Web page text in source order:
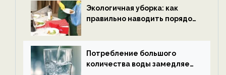
ECOportal
Экологичная уборка: как
правильно наводить порядок
Потребление большого
количества воды замедляет